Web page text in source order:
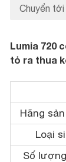
Chuyển tới
Lumia 720
tỏ ra thua
Hãng
Loại
Số